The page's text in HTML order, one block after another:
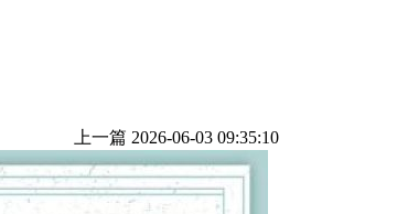
上一篇 2026-06-03 09:35:10